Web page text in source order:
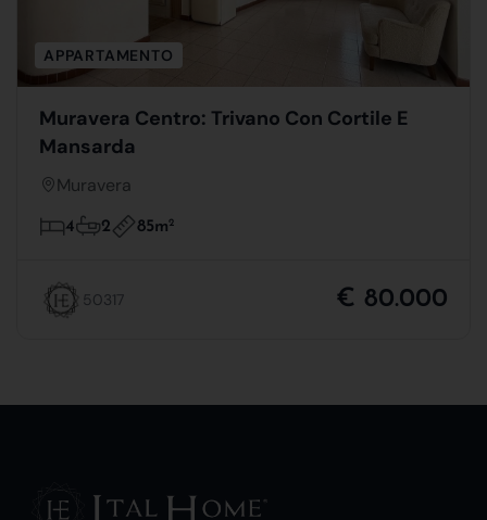
APPARTAMENTO
Muravera Centro: Trivano Con Cortile E
Mansarda
Muravera
4 2 85m2
50317 € 80.000